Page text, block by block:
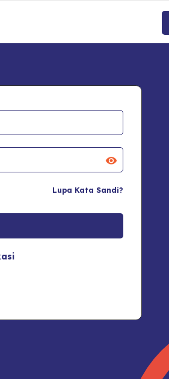
Lupa Kata Sandi?